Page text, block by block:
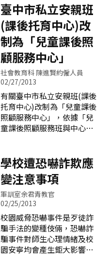
臺中市私立安親班
(課後托育中心)改
制為「兒童課後照
顧服務中心」
社會教育科 陳進賢約僱人員
02/27/2013
有關臺中市私立安親班(課後
托育中心)改制為「兒童課後
照顧服務中心」，依據「兒
童課後照顧服務班與中心設
書。2.負責人履歷表、身分
證影本。3.教保服務人員清
冊及資格證明文件(含：相關
學歷證件、身分證影本)。4.
原設立許可證明文件正本及
影本。5.原設立許可證明文
件所載之建築物平面圖及投
保公共意外責任保險之保單
影本(最近一年)。6.建築物
公共安全檢查簽證及申報辦
學校遭恐嚇詐欺應
變注意事項
軍訓室余君青教官
02/25/2013
校園威脅恐嚇事件是歹徒詐
騙手法的變種伎倆，恐嚇詐
騙事件對師生心理情緒及校
園安寧均會產生鉅大影響，